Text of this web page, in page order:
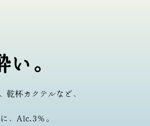
い。
乾杯カクテルなど、
、Alc.3％。